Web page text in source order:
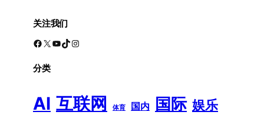
关注我们
Facebook X YouTube TikTok Instagram
分类
AI 互联网 体育 国内 国际 娱乐